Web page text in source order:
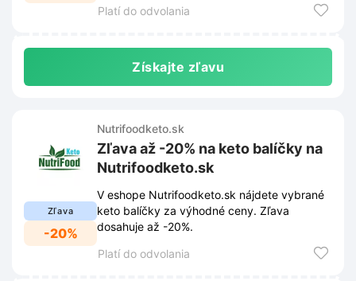
Platí do odvolania
Získajte zľavu
Zľava
-20%
Nutrifoodketo.sk
Zľava až -20% na keto balíčky na
Nutrifoodketo.sk
V eshope Nutrifoodketo.sk nájdete vybrané
keto balíčky za výhodné ceny. Zľava
dosahuje až -20%.
Platí do odvolania